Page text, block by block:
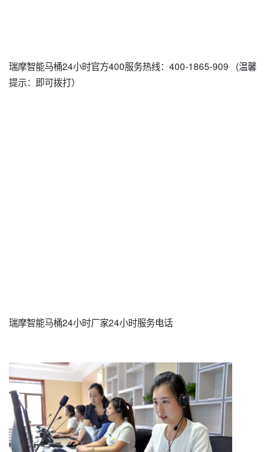
瑞摩智能马桶24小时官方400服务热线：400-1865-909 (温馨
提示：即可拨打）
瑞摩智能马桶24小时厂家24小时服务电话